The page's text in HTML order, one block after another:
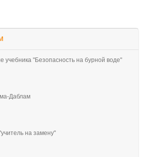
учебника "Безопасность на бурной воде"
Даблам
на замену"